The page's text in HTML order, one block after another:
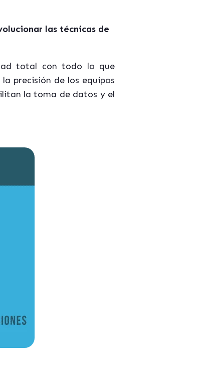
las técnicas de
total con todo lo que
precisión de los equipos
la toma de datos y el